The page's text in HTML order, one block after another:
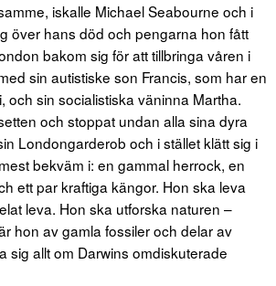
iskalle Michael Seabourne och i
över hans död och pengarna hon fått
bakom sig för att tillbringa våren i
sin autistiske son Francis, som har en
och sin socialistiska väninna Martha.
och stoppat undan alla sina dyra
Londongarderob och i stället klätt sig i
bekväm i: en gammal herrock, en
ett par kraftiga kängor. Hon ska leva
leva. Hon ska utforska naturen –
hon av gamla fossiler och delar av
sig allt om Darwins omdiskuterade